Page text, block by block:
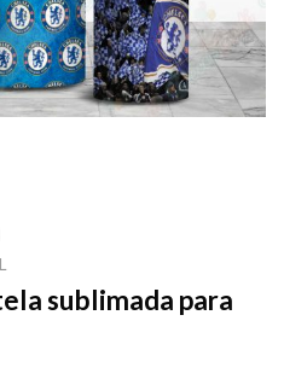
sublimada para